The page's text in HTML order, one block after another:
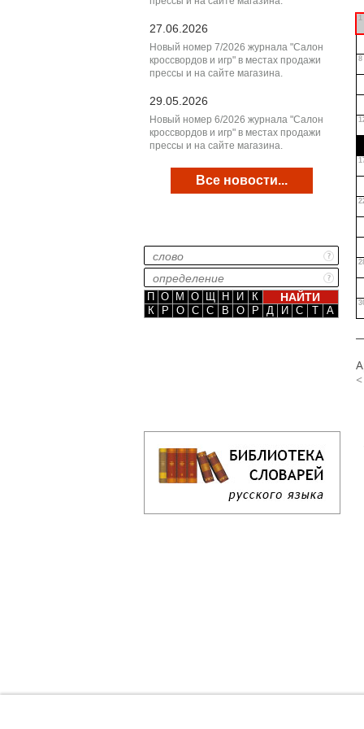
27.06.2026
Новый номер 7/2026 журнала "Салон
кроссвордов и игр" в местах продажи
прессы и на сайте магазина.
29.05.2026
Новый номер 6/2026 журнала "Салон
кроссвордов и игр" в местах продажи
прессы и на сайте магазина.
Все новости...
П О М О Щ Н И
К
К
Р О С С В О Р Д И С Т А
1
8
<